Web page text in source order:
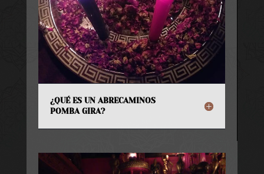
¿QUÉ ES UN ABRECAMINOS
POMBA GIRA?